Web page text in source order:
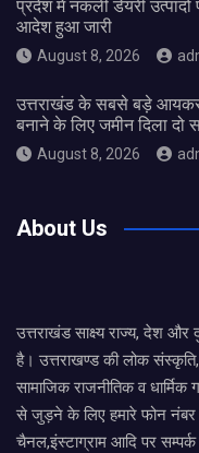
प्रदेश में नकली डेयरी
आदेश हुआ जारी
August 8, 2026
उत्तराखंड के सबसे बड़े आयकर
बनाने के लिए जमीन दिला दो
August 8, 2026
About Us
उत्तराखंड साक्ष्य राज्य, देश और
है। उत्तराखण्ड की लोक
सामाजिक राजनीतिक व धार्मिक
से जुड़ने के लिए हमारे फोन
चैनल,इंस्टाग्राम आदि पर